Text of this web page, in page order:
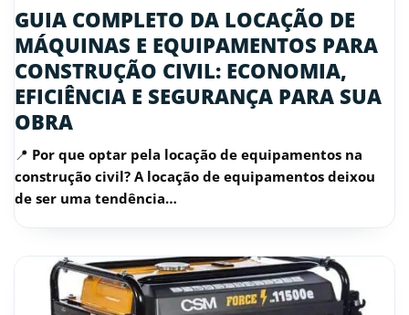
GUIA COMPLETO DA LOCAÇÃO DE
MÁQUINAS E EQUIPAMENTOS PARA
CONSTRUÇÃO CIVIL: ECONOMIA,
EFICIÊNCIA E SEGURANÇA PARA SUA
OBRA
📍 Por que optar pela locação de equipamentos na
construção civil? A locação de equipamentos deixou
de ser uma tendência…